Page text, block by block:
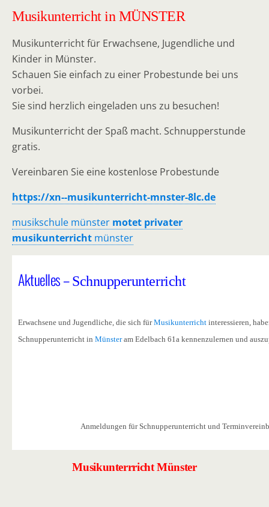
Musikunterricht in MÜNSTER
Musikunterricht für Erwachsene, Jugendliche und
Kinder in Münster.
Schauen Sie einfach zu einer Probestunde bei uns
vorbei.
Sie sind herzlich eingeladen uns zu besuchen!
Musikunterricht der Spaß macht. Schnupperstunde
gratis.
Vereinbaren Sie eine kostenlose Probestunde
https://xn--musikunterricht-mnster-8lc.de
musikschule münster motet privater
musikunterricht münster
Aktuelles –Schnupperunterricht
Erwachsene und Jugendliche, die sich fürMusikunterricht interessieren,
Schnupperunterricht in Münsteram Edelbach 61a kennenzulernen und
Anmeldungen für Schnupperunterricht und
Musikunterrricht Münster